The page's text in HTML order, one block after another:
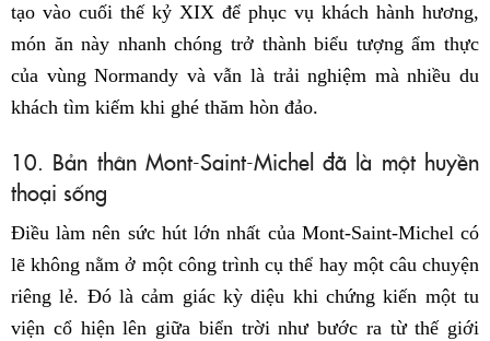
tạo vào cuối thế kỷ XIX để phục vụ khách hành hương,
món ăn này nhanh chóng trở thành biểu tượng ẩm thực
của vùng Normandy và vẫn là trải nghiệm mà nhiều du
khách tìm kiếm khi ghé thăm hòn đảo.
10. Bản thân Mont-Saint-Michel đã là một huyền
thoại sống
Điều làm nên sức hút lớn nhất của Mont-Saint-Michel có
lẽ không nằm ở một công trình cụ thể hay một câu chuyện
riêng lẻ. Đó là cảm giác kỳ diệu khi chứng kiến một tu
viện cổ hiện lên giữa biển trời như bước ra từ thế giới